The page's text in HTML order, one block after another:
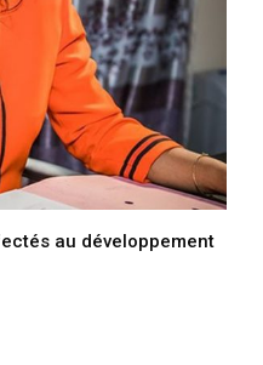
au développement